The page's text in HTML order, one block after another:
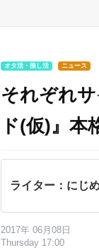
オタ活・推し活 ニュース
それぞれ
ド(仮)』本
ライター：にじ
2017年 06月08日
Thursday 17:00